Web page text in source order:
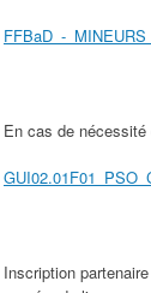
FFBaD_-
En cas de nécessité
Inscription